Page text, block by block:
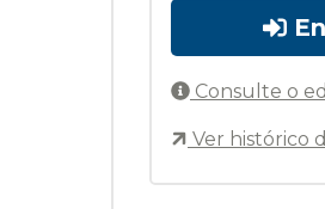
Consulte o
Ver histórico